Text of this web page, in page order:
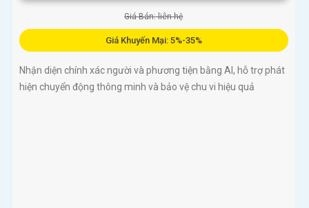
Giá Bán: liên hệ
Giá Khuyến Mại: 5%-35%
Nhận diện chính xác người và phương tiện bằng AI, hỗ trợ phát
hiện chuyển động thông minh và bảo vệ chu vi hiệu quả